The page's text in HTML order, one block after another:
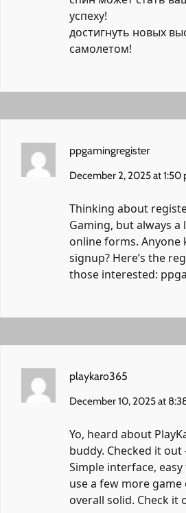
успеху!
достигнуть новых
самолетом!
ppgamingregister
December 2, 2025 at 1:50
Thinking about
Gaming, but always
online forms. Anyone
signup? Here’s the
those interested:
playkaro365
December 10, 2025 at
Yo, heard about
buddy. Checked it
Simple interface,
use a few more
overall solid. Check it